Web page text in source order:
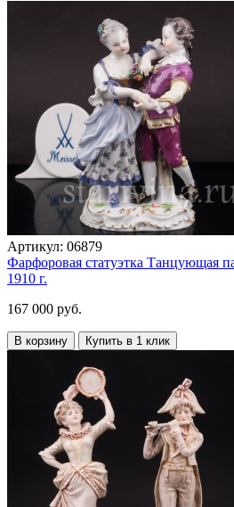
Артикул: 06879
Фарфоровая статуэтка Танцующая
1910 г.
167 000 руб.
В корзину Купить в 1 клик